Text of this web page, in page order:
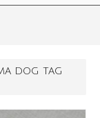
DOG TAG